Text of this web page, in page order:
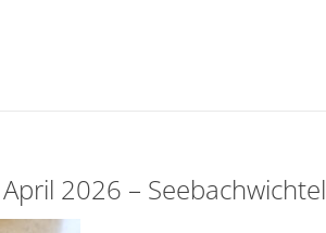
2026 – Seebachwichtel